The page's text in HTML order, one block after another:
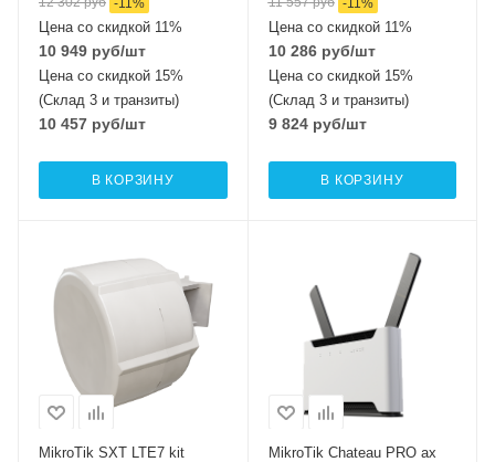
Цена со скидкой 11%
10 949 руб/шт
Цена со скидкой 15%
(Склад 3 и транзиты)
10 457 руб/шт
В КОРЗИНУ
Цена со скидкой 11%
10 286руб/шт
Цена со скидкой 15%
(Склад 3 и транзиты)
9 824руб/шт
В КОРЗИНУ
связи
Один LTE7
Проводные,
оптические
интерфейсы
2x10/100 Mbps
Ethernet
MikroTik SXT LTE7 kit
интерфейсы
5xGigabit
Wi-Fi интерфейсы
802.11a/n/ac/ax
MIMO4x4 + 2,4 ГГц
MikroTik Chateau PRO ax